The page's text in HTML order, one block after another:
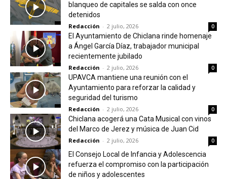
blanqueo de capitales se salda con once
detenidos
Redacción - 2 julio, 2026 0
El Ayuntamiento de Chiclana rinde homenaje
a Ángel García Díaz, trabajador municipal
recientemente jubilado
Redacción - 2 julio, 2026 0
UPAVCA mantiene una reunión con el
Ayuntamiento para reforzar la calidad y
seguridad del turismo
Redacción - 2 julio, 2026 0
Chiclana acogerá una Cata Musical con vinos
del Marco de Jerez y música de Juan Cid
Redacción - 2 julio, 2026 0
El Consejo Local de Infancia y Adolescencia
refuerza el compromiso con la participación
de niños y adolescentes